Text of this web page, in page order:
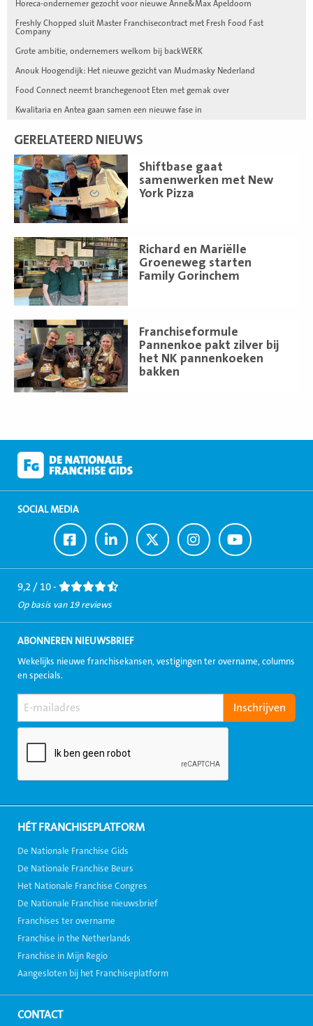
Horeca-ondernemer gezocht voor nieuwe Anne&Max Apeldoorn
Freshly Chopped sluit Master Franchisecontract met Fresh Food Fast
Company
Grote ambitie, ondernemers welkom bij backWERK
Anouk Hoogendijk: Het nieuwe gezicht van Mudmasky Nederland
Food Connect neemt branchegenoot Eten met gemak over
Kwalitaria en Antea gaan samen een nieuwe fase in
GERELATEERD NIEUWS
Shiftbase gaat
samenwerken met New
York Pizza
Lees
meer
Richard en Mariëlle
Groeneweg starten
Family Gorinchem
Lees
meer
Franchiseformule
Pannenkoe pakt zilver bij
het NK pannenkoeken
bakken
Lees
meer
SOCIAL MEDIA
Ga
naar
Facebook
Ga
naar
LinkedIn
Ga
naar
Twitter
Ga
naar
Instagram
Ga
naar
Youtube
9,2 / 10 -
Op basis van 19 reviews
ABONNEREN NIEUWSBRIEF
Wekelijks nieuwe franchisekansen, vestigingen ter overname, columns
en specials.
HÉT FRANCHISEPLATFORM
De Nationale Franchise Gids
De Nationale Franchise Beurs
Het Nationale Franchise Congres
De Nationale Franchise nieuwsbrief
Franchises ter overname
Franchise in the Netherlands
Franchise in Mijn Regio
Aangesloten bij het Franchiseplatform
CONTACT